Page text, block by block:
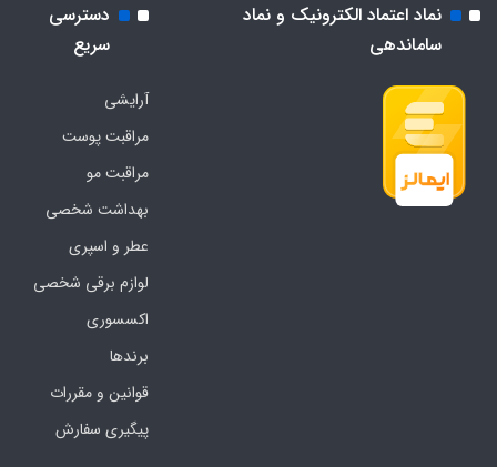
نماد اعتماد الکترونیک و نماد
ساماندهی
دسترسی
سریع
آرایشی
مراقبت پوست
مراقبت مو
بهداشت شخصی
عطر و اسپری
لوازم برقی شخصی
اکسسوری
برندها
قوانین و مقررات
پیگیری سفارش